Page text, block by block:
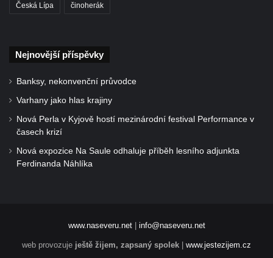
Česká Lípa činoherák
Nejnovější příspěvky
Banksy, nekonvenční průvodce
Varhany jako hlas krajiny
Nová Perla v Kyjově hostí mezinárodní festival Performance v
časech krizí
Nová expozice Na Saule odhaluje příběh lesního adjunkta
Ferdinanda Náhlíka
www.naseveru.net| info@naseveru.net
web provozuje ještě žijem, zapsaný spolek | www.jestezijem.cz